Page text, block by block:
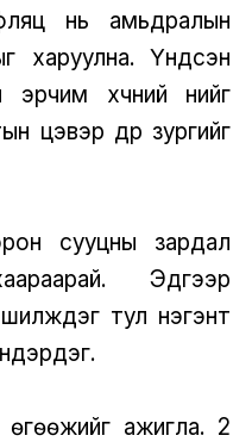
нь амьдралын
харуулна. Үндсэн
хүчний үнийг
цэвэр дүр зургийг
сууцны зардал
Эдгээр
тул нэгэнт
ажигла. 2